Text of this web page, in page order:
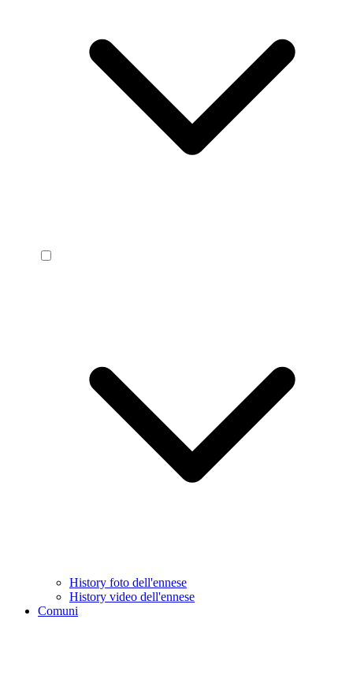
History foto dell'ennese
History video dell'ennese
Comuni